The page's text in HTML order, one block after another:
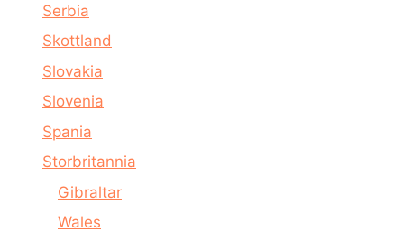
Serbia
Skottland
Slovakia
Slovenia
Spania
Storbritannia
Gibraltar
Wales